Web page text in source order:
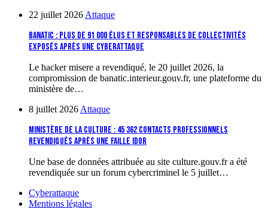
22 juillet 2026 Attaque
BANATIC : plus de 91 000 élus et responsables de collectivités
exposés après une cyberattaque
Le hacker misere a revendiqué, le 20 juillet 2026, la
compromission de banatic.interieur.gouv.fr, une plateforme du
ministère de…
8 juillet 2026 Attaque
Ministère de la Culture : 45 362 contacts professionnels
revendiqués après une faille IDOR
Une base de données attribuée au site culture.gouv.fr a été
revendiquée sur un forum cybercriminel le 5 juillet…
Cyberattaque
Mentions légales